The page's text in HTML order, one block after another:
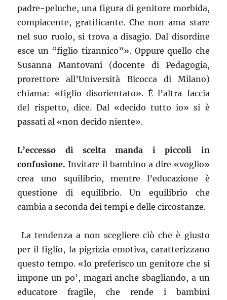
padre-peluche, una figura di genitore morbida,
compiacente, gratificante. Che non ama stare
nel suo ruolo, si trova a disagio. Dal disordine
esce un “figlio tirannico”». Oppure quello che
Susanna Mantovani (docente di Pedagogia,
prorettore all’Università Bicocca di Milano)
chiama: «figlio disorientato». È l’altra faccia
del rispetto, dice. Dal «decido tutto io» si è
passati al «non decido niente».
L’eccesso di scelta manda i piccoli in
confusione. Invitare il bambino a dire «voglio»
crea uno squilibrio, mentre l’educazione è
questione di equilibrio. Un equilibrio che
cambia a seconda dei tempi e delle circostanze.
La tendenza a non scegliere ciò che è giusto
per il figlio, la pigrizia emotiva, caratterizzano
questo tempo. «Io preferisco un genitore che si
impone un po’, magari anche sbagliando, a un
educatore fragile, che rende i bambini